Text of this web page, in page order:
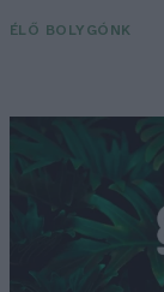
ÉLŐ BOLYGÓNK